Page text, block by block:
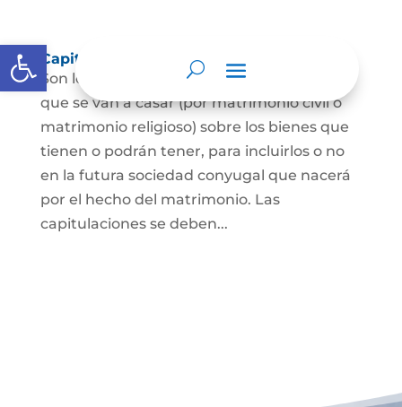
Abrir barra de herramientas
Capitulaciones Matrimoniales
Son los acuerdos que hacen las personas
que se van a casar (por matrimonio civil o
matrimonio religioso) sobre los bienes que
tienen o podrán tener, para incluirlos o no
en la futura sociedad conyugal que nacerá
por el hecho del matrimonio. Las
capitulaciones se deben...